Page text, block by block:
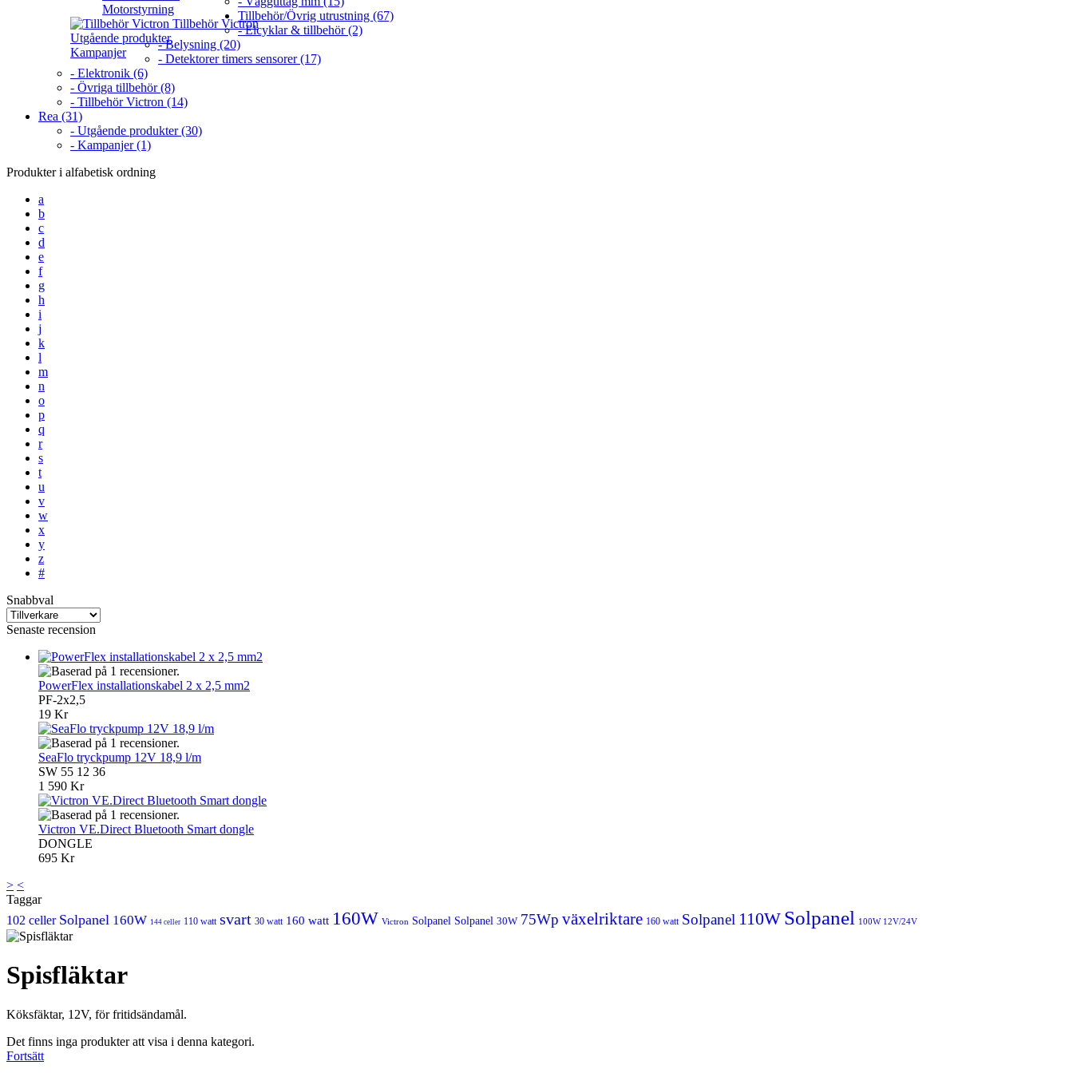
Motorstyrning
Tillbehör Victron
Utgående produkter
Kampanjer
Tillbehör/Övrig utrustning (67)
- Elcyklar & tillbehör (2)
- Belysning (20)
- Detektorer timers sensorer (17)
- Elektronik (6)
- Övriga tillbehör (8)
- Tillbehör Victron (14)
Rea (31)
- Utgående produkter (30)
- Kampanjer (1)
Produkter i alfabetisk ordning
a
b
c
d
e
f
g
h
i
j
k
l
m
n
o
p
q
r
s
t
u
v
w
x
y
z
#
Snabbval
Senaste recension
PowerFlex installationskabel 2 x 2,5 mm2
PF-2x2,5
19 Kr
SeaFlo tryckpump 12V 18,9 l/m
SW 55 12 36
1 590 Kr
Victron VE.Direct Bluetooth Smart dongle
DONGLE
695 Kr
> <
Taggar
102 celler Solpanel 160W 144 celler 110 watt svart 30 watt 160 watt 160W Victron Solpanel Solpanel 30W 75Wp växelriktare 160 watt Solpanel 110W Solpanel 100W 12V/24V
Spisfläktar
Köksfäktar, 12V, för fritidsändamål.
Det finns inga produkter att visa i denna kategori.
Fortsätt